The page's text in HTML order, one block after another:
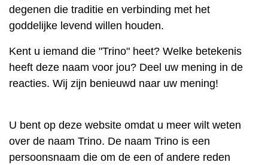
degenen die traditie en verbinding met het
goddelijke levend willen houden.
Kent u iemand die "Trino" heet? Welke betekenis
heeft deze naam voor jou? Deel uw mening in de
reacties. Wij zijn benieuwd naar uw mening!
U bent op deze website omdat u meer wilt weten
over de naam Trino. De naam Trino is een
persoonsnaam die om de een of andere reden